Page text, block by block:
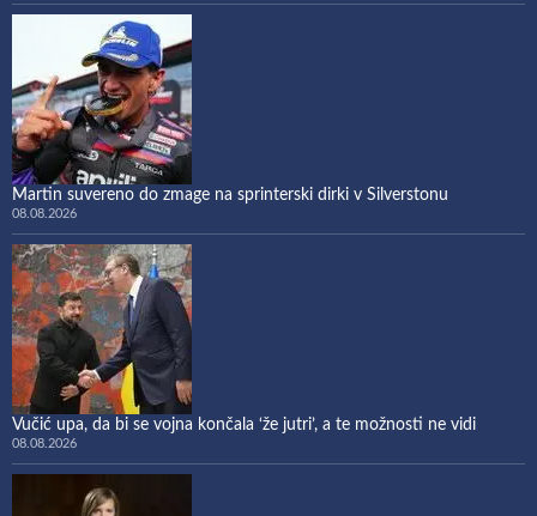
Martin suvereno do zmage na sprinterski dirki v Silverstonu
08.08.2026
Vučić upa, da bi se vojna končala ‘že jutri’, a te možnosti ne vidi
08.08.2026